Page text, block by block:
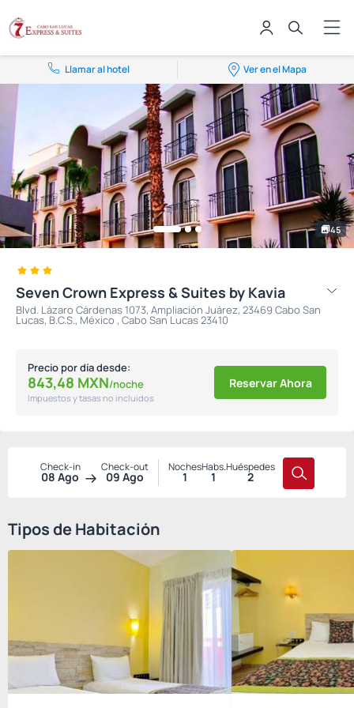
Llamar al hotel Ver en el Mapa
45
Seven Crown Express & Suites by Kavia
Blvd. Lázaro Cárdenas 1073, Ampliación Juárez, 23469 Cabo San
Lucas, B.C.S., México , Cabo San Lucas 23410
Precio por día desde:
843,48 MXN/noche
Impuestos y tasas no incluidos
Reservar Ahora
Check-in
08 Ago
Check-out
09 Ago
Noches
1
Habs.
1
Huéspedes
2
Tipos de Habitación